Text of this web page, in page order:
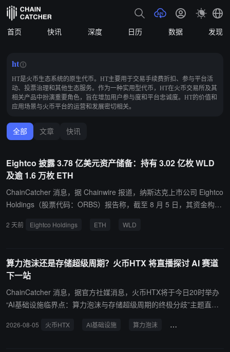
首页 快讯 深度 日历 数据 发现
ht
HT是火币生态系统的原生代币。HT主要用于交易手续费折扣、参与平台活
动、投票治理和其他生态服务。作为一种实用型代币，HT在火币交易所及其
相关产品中扮演重要角色，旨在增加用户参与度和平台忠诚度。HT的价值和
应用场景与火币平台的运营和发展密切相关。
全部 文章 快讯
Eightco 披露 3.78 亿美元资产储备：持有 3.02 亿枚 WLD
及逾 1.6 万枚 ETH
ChainCatcher 消息，据 Chainwire 报道，纳斯达克上市公司 Eightco
Holdings（股票代码：ORBS）报告称，截至 8 月 5 日，其资金构成
Industries 股权、16,278 枚 ETH、近 3.02 亿枚 WLD 代币，以及 1.
2 天前 Eightco Holdings ETH WLD
算力泡沫还是存储超级周期？火币HTX 将直播探讨 AI 赛道
下一站
ChainCatcher 消息，据官方社媒消息，火币HTX将于今日20时举办
“AI基础设施临界点：算力泡沫与存储超级周期的终极分歧”主题直播
反方代表希予、蟾哥、八方、文楽，聚焦AI浪潮下的核心产业变量，
2026-08-05 火币HTX AI基础设施 算力泡沫 存储超级周期